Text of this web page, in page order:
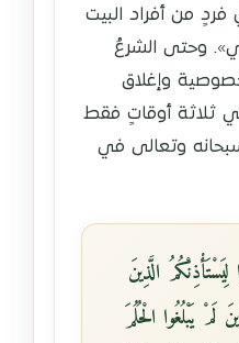
من أفراد البيت
وحتى الشرعُ
وإغلاق
ثلاثة أوقاتٍ فقط
وتعالى في
لِيَسْتَأْذِنْكُمُ الَّذِينَ
لَمْ يَبْلُغُوا الْحُلُمَ